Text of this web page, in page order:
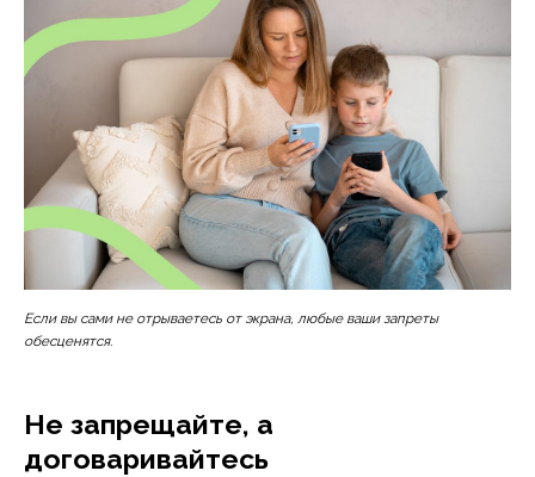
Если вы сами не отрываетесь от экрана, любые ваши запреты
обесценятся.
Не запрещайте, а
договаривайтесь